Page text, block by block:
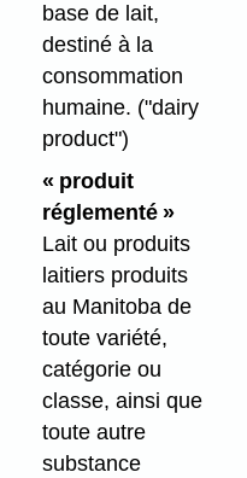
base de lait,
destiné à la
consommation
humaine. ("dairy
product")
« produit
réglementé »
Lait ou produits
laitiers produits
au Manitoba de
toute variété,
catégorie ou
classe, ainsi que
toute autre
substance